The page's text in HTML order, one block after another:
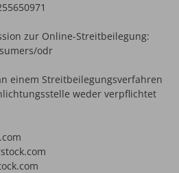
zur Online-Streitbeilegung:
odr
einem Streitbeilegungsverfahren
weder verpflichtet